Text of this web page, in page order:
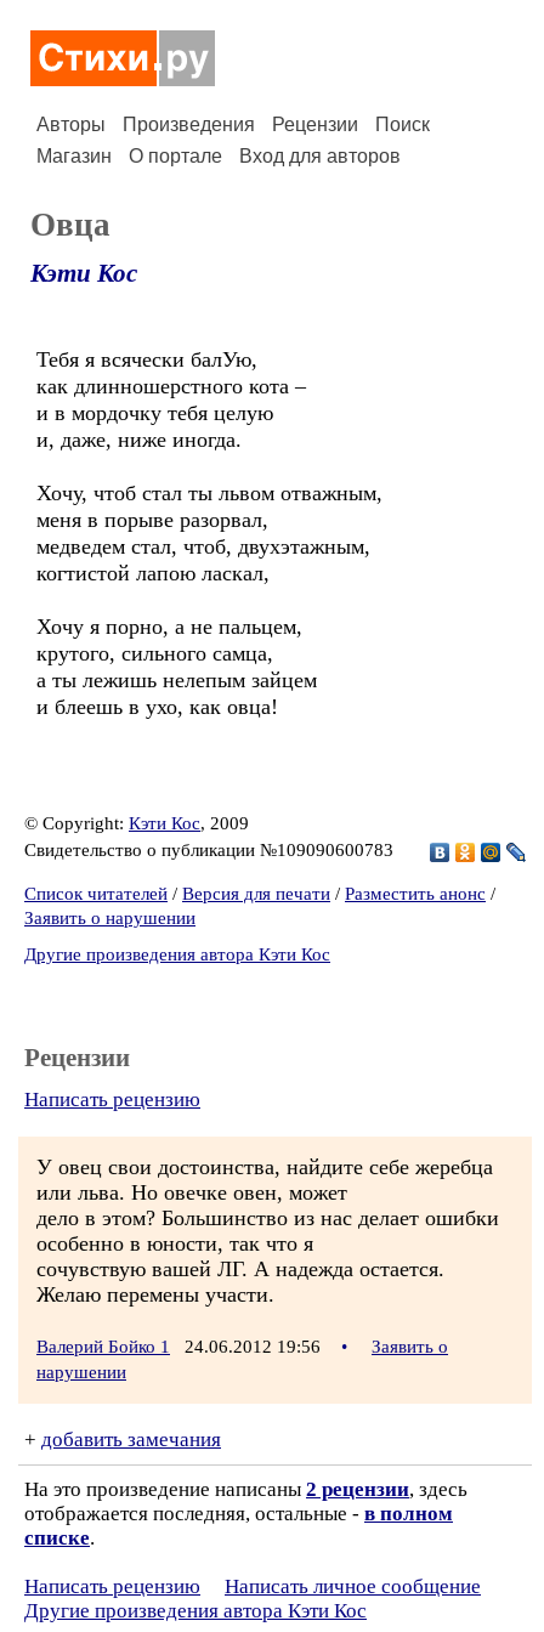
Авторы Произведения Рецензии
Поиск
Магазин
О портале Вход для авторов
Овца
Кэти Кос
Тебя я всячески балУю,
как длинношерстного кота –
и в мордочку тебя целую
и, даже, ниже иногда.
Хочу, чтоб стал ты львом отважным,
меня в порыве разорвал,
медведем стал, чтоб, двухэтажным,
когтистой лапою ласкал,
Хочу я порно, а не пальцем,
крутого, сильного самца,
а ты лежишь нелепым зайцем
и блеешь в ухо, как овца!
© Copyright: Кэти Кос, 2009
Свидетельство о публикации №109090600783
Список читателей / Версия для печати / Разместить анонс /
Заявить о нарушении
Другие произведения автора Кэти Кос
Рецензии
Написать рецензию
У овец свои достоинства, найдите себе жеребца
или льва. Но овечке овен, может
дело в этом? Большинство из нас делает ошибки
особенно в юности, так что я
сочувствую вашей ЛГ. А надежда остается.
Желаю перемены участи.
Валерий Бойко 1 24.06.2012 19:56 •
Заявить о
нарушении
+ добавить замечания
На это произведение написаны 2 рецензии, здесь
отображается последняя, остальные - в полном
списке.
Написать рецензию
Написать личное сообщение
Другие произведения автора Кэти Кос